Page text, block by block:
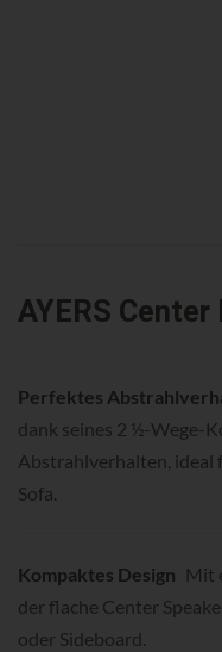
AYERS
Perfektes
dank seines 2 ½-Wege-
Abstrahlverhalten, ideal
Sofa.
Kompaktes Design Mit
der flache Center
oder Sideboard.